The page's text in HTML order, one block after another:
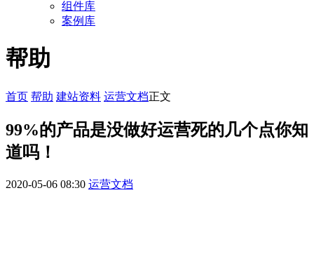
组件库
案例库
帮助
首页 帮助 建站资料 运营文档正文
99%的产品是没做好运营死的几个点你知
道吗！
2020-05-06 08:30 运营文档